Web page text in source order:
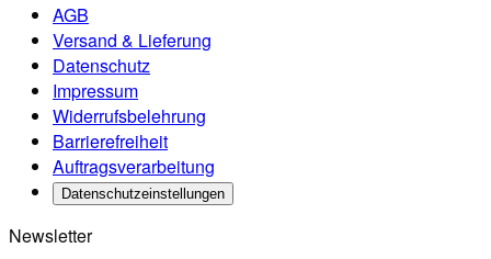
AGB
Versand & Lieferung
Datenschutz
Impressum
Widerrufsbelehrung
Barrierefreiheit
Auftragsverarbeitung
Datenschutzeinstellungen
Newsletter